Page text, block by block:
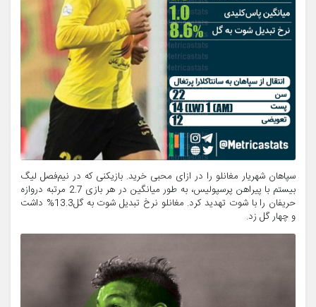
سپاهان شهریار مغانلو را در ازای محبی خرید. بازیکنی که در نیم‌فصل لیگ
بیستم با پیراهن پرسپولیس، به طور میانگین در هر بازی 2.7 مرتبه دروازه
حریفان را با شوت تهدید کرد. مغانلو نرخ تبدیل شوت به گل13.3% داشت
و چهار گل زد.